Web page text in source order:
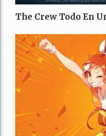
The Crew Todo En